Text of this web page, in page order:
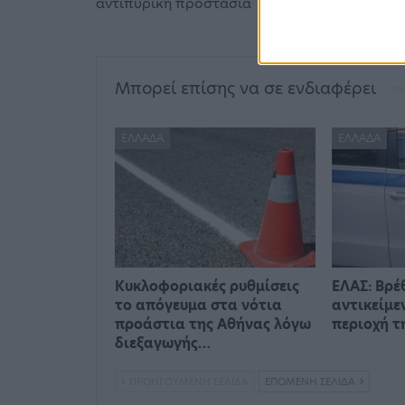
Μπορεί επίσης να σε ενδιαφέρει
ΕΛΛΆΔΑ
Kυκλοφοριακές ρυθμίσεις
το απόγευμα στα νότια
προάστια της Αθήνας λόγω
διεξαγωγής…
ΕΛΛΆΔΑ
ΕΛΑΣ:
περιοχή
ΕΠΌΜΕΝΗ ΣΕΛΊΔΑ